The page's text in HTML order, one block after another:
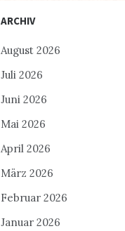
ARCHIV
August 2026
Juli 2026
Juni 2026
Mai 2026
April 2026
März 2026
Februar 2026
Januar 2026